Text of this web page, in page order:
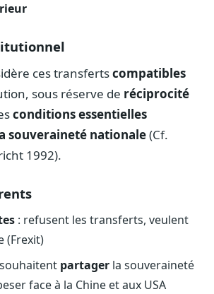
et équipe
sobriété
RGPD
ces transfertscompatibles
sous réserve de réciprocité
conditions essentielles
souveraineté nationale(Cf.
1992).
: refusent les transferts, veulent
(Frexit)
partager la souveraineté
face à la Chine et aux USA